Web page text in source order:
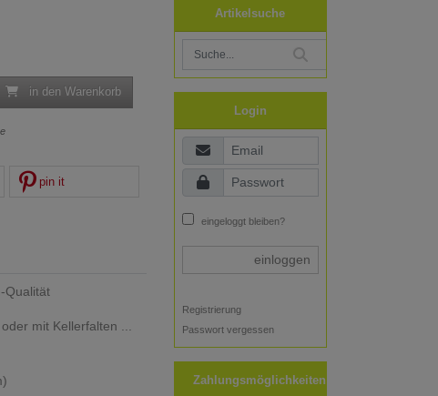
in den Warenkorb
pin it
Qualität
mit Kellerfalten ...
Artikelsuche
Login
eingeloggt bleiben?
einloggen
Registrierung
Passwort vergessen
Zahlungsmöglichkeiten